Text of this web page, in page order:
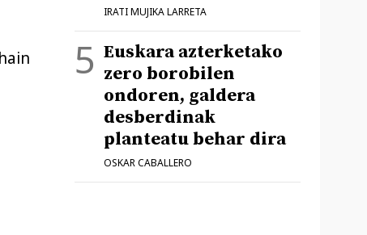
IRATI MUJIKA LARRETA
Euskara azterketako
zero borobilen
ondoren, galdera
desberdinak
planteatu behar dira
OSKAR CABALLERO